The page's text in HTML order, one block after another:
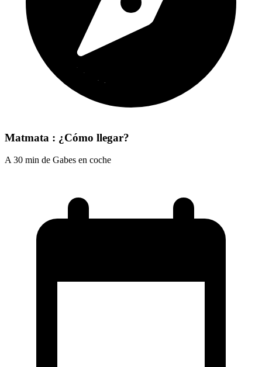
Matmata : ¿Cómo llegar?
A 30 min de Gabes en coche